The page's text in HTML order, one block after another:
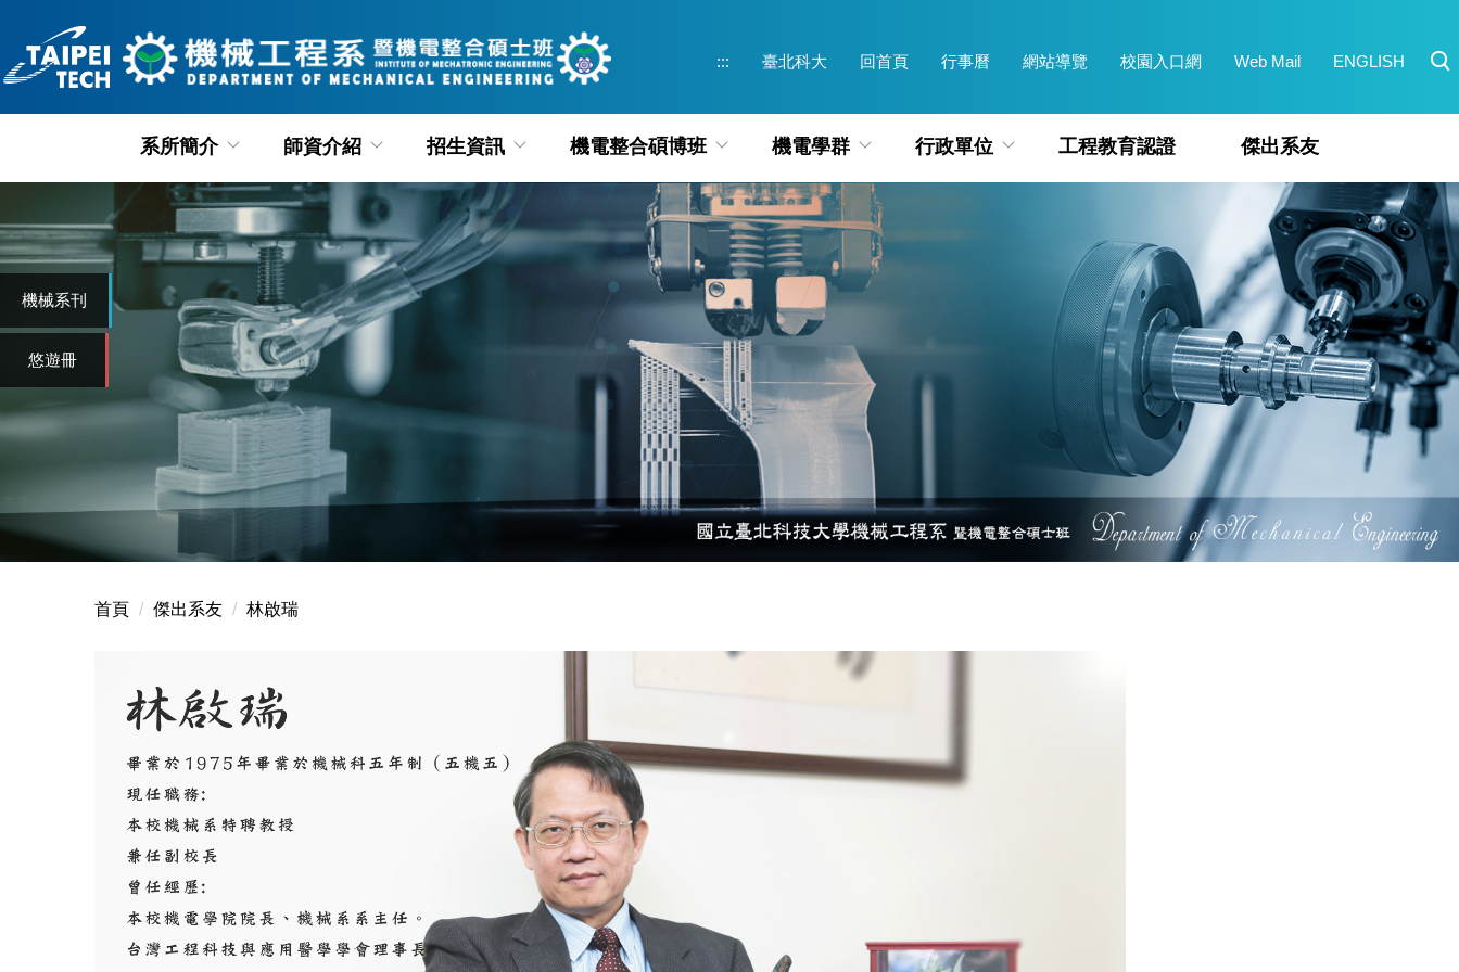
到
主
機械系刊
悠遊冊
::: 臺北科大 回首頁 行事曆 網站導覽 校園入口網 Web Mail ENGLISH
系所簡介 師資介紹 招生資訊 機電整合碩博班 機電學群 行政單位 工程教育認證 傑出系友
首頁 傑出系友 林啟瑞